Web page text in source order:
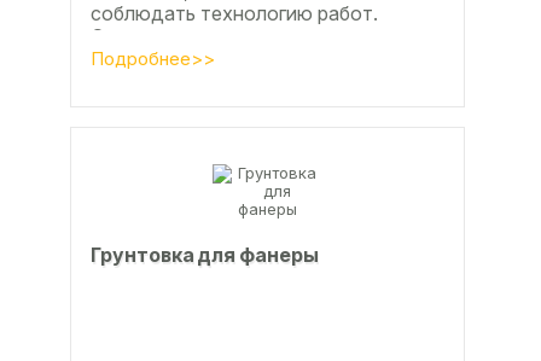
соблюдать технологию работ.
Сегодня одним из самых простых и
эффективных методов считается...
Подробнее>>
Грунтовка для фанеры